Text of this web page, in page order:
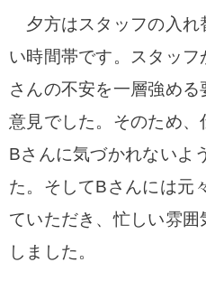
夕方はスタッフの入れ
い時間帯です。スタッ
さんの不安を一層強める
意見でした。そのため
Bさんに気づかれないよ
た。 そしてBさんには元
ていただき、忙しい雰
しました。